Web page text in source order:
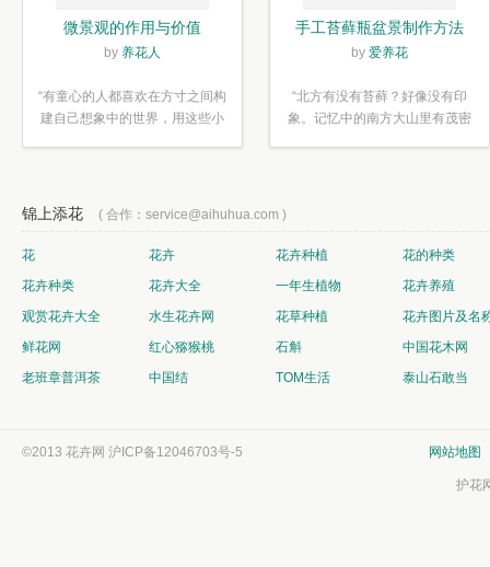
微景观的作用与价值
by 养花人
“有童心的人都喜欢在方寸之间构
建自己想象中的世界，用这些小
手工苔藓瓶盆景制作方法
by 爱养花
“北方有没有苔藓？好像没有印
象。记忆中的南方大山里有茂密
锦上添花 ( 合作：service@aihuhua.com )
花 花卉 花卉种植
花的种类
花卉种类
花卉大全 一年生植物
花卉养殖
观赏花卉大全
水生花卉网 花草种植
花卉图片及名
鲜花网
红心猕猴桃 石斛
中国花木网
老班章普洱茶
中国结 TOM生活 泰山石敢当
©2013 花卉网 沪ICP备12046703号-5 网站地图
护花